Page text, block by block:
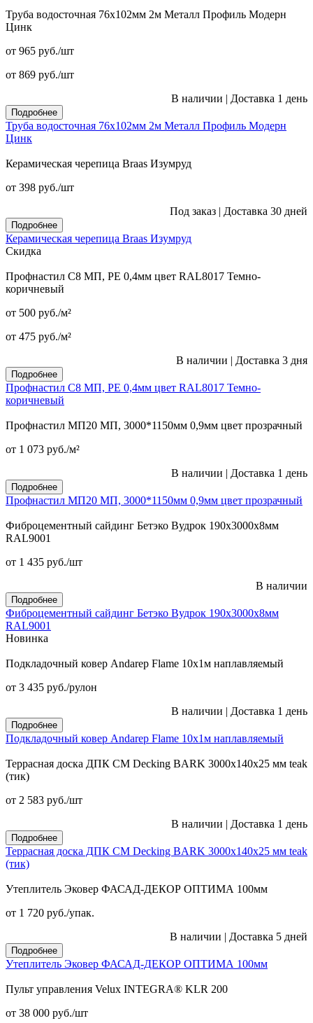
Труба водосточная 76x102мм 2м Металл Профиль Модерн
Цинк
от 965 руб./шт
от 869 руб./шт
В наличии | Доставка 1 день
Подробнее
Труба водосточная 76x102мм 2м Металл Профиль Модерн
Цинк
Керамическая черепица Braas Изумруд
от 398 руб./шт
Под заказ | Доставка 30 дней
Подробнее
Керамическая черепица Braas Изумруд
Скидка
Профнастил С8 МП, PE 0,4мм цвет RAL8017 Темно-
коричневый
от 500 руб./м²
от 475 руб./м²
В наличии | Доставка 3 дня
Подробнее
Профнастил С8 МП, PE 0,4мм цвет RAL8017 Темно-
коричневый
Профнастил МП20 МП, 3000*1150мм 0,9мм цвет прозрачный
от 1 073 руб./м²
В наличии | Доставка 1 день
Подробнее
Профнастил МП20 МП, 3000*1150мм 0,9мм цвет прозрачный
Фиброцементный сайдинг Бетэко Вудрок 190х3000х8мм
RAL9001
от 1 435 руб./шт
В наличии
Подробнее
Фиброцементный сайдинг Бетэко Вудрок 190х3000х8мм
RAL9001
Новинка
Подкладочный ковер Andarep Flame 10х1м наплавляемый
от 3 435 руб./рулон
В наличии | Доставка 1 день
Подробнее
Подкладочный ковер Andarep Flame 10х1м наплавляемый
Террасная доска ДПК CM Decking BARK 3000х140х25 мм teak
(тик)
от 2 583 руб./шт
В наличии | Доставка 1 день
Подробнее
Террасная доска ДПК CM Decking BARK 3000х140х25 мм teak
(тик)
Утеплитель Эковер ФАСАД-ДЕКОР ОПТИМА 100мм
от 1 720 руб./упак.
В наличии | Доставка 5 дней
Подробнее
Утеплитель Эковер ФАСАД-ДЕКОР ОПТИМА 100мм
Пульт управления Velux INTEGRA® KLR 200
от 38 000 руб./шт